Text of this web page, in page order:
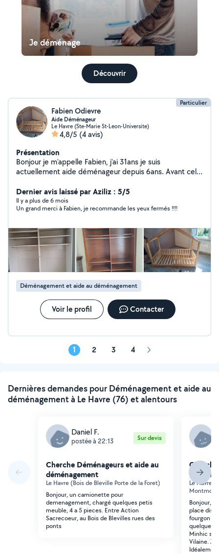
Je déménage
Découvrir
Particulier
Fabien Odievre
Aide Déménageur
Le Havre (Ste-Marie St-Leon-Universite)
4,8/5 (4 avis)
Présentation
Bonjour je m'appelle Fabien, j'ai 31ans je suis
actuellement aide déménageur depuis 6ans. Avant cela
ses mains mais je sais utiliser mon cerveau quand
même. Habituer a démonter/remonter n'importe quel
mobilier. Je suis ponctuel et minutieux
Dernier avis laissé par Aziliz : 5/5
Il y a plus de 6 mois
Un grand merci à Fabien, je recommande les yeux fermés !!!!
Déménagement et aide au déménagement
Voir le profil Contacter
1 2 3 4 Page
Dernières demandes pour Déménagement et aide au
déménagement à Le Havre (76) et alentours
Daniel F.
postée à 22:13 Sur devis
Cherche Déménageurs et aide au
déménagement
Le Havre (Bois de Bleville Porte de la Foret)
Bonjour, un camionette pour
demenagement, chargé quelques petis
meuble, 4 a 5 pieces. Entre Action
Sacrecoeur, au Bois de Blevilles rues des
ponts
Le Havre
Bonjour,
place
fourgon
quelques
Minhic sur
Vilaine.